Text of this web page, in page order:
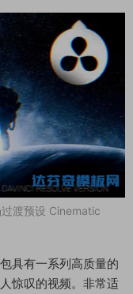
渡预设 Cinematic
具有一系列高质量的
惊叹的视频。非常适